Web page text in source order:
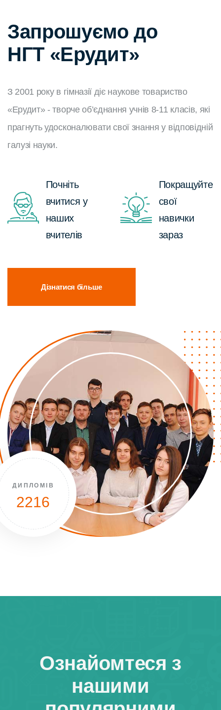
Запрошуємо до
НГТ «Ерудит»
З 2001 року в гімназії діє наукове товариство
«Ерудит» - творче об’єднання учнів 8-11 класів, які
прагнуть удосконалювати свої знання у відповідній
галузі науки.
Почніть
вчитися у
наших
вчителів
Покращуйте
свої
навички
зараз
Дізнатися більше
ДИПЛОМІВ
2216
Ознайомтеся з
нашими